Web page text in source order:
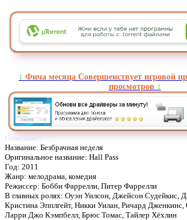
↕️ Фича месяца Совершенствует игровой
просмотров ↕️
Описание:
Название: Безбрачная неделя
Оригинальное название: Hall Pass
Год: 2011
Жанр: мелодрама, комедия
Режиссер: Бобби Фаррелли, Питер Фаррелли
В главных ролях: Оуэн Уилсон, Джейсон Судейкис,
Кристина Эпплгейт, Никки Уилан, Ричард Дженкинс,
Ларри Джо Кэмпбелл, Брюс Томас, Тайлер Хёхлин